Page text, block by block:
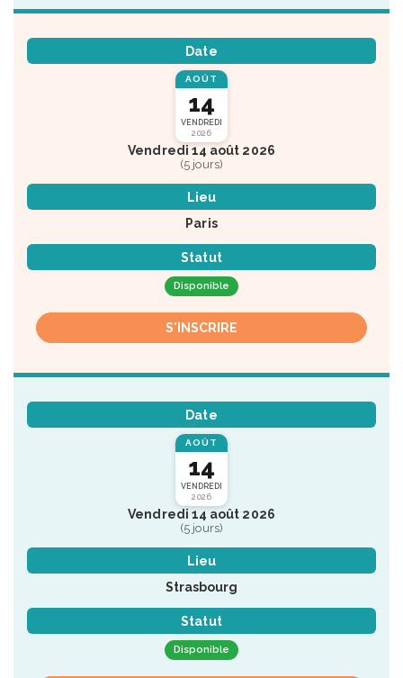
Date
AOÛT
14
VENDREDI
2026
Vendredi 14 août 2026
(5 jours)
Lieu
Paris
Statut
Disponible
S'INSCRIRE
Date
AOÛT
14
VENDREDI
2026
Vendredi 14 août 2026
(5 jours)
Lieu
Strasbourg
Statut
Disponible